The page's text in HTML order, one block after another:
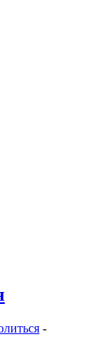
-